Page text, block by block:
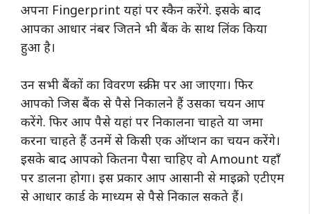
अपना Fingerprint यहां पर स्कैन करेंगे. इसके बाद
आपका आधार नंबर जितने भी बैंक के साथ लिंक किया
हुआ है।
उन सभी बैंकों का विवरण स्क्रीन पर आ जाएगा। फिर
आपको जिस बैंक से पैसे निकालने हैं उसका चयन आप
करेंगे. फिर आप पैसे यहां पर निकालना चाहते या जमा
करना चाहते हैं उनमें से किसी एक ऑप्शन का चयन करेंगे।
इसके बाद आपको कितना पैसा चाहिए वो Amount यहाँ
पर डालना होगा। इस प्रकार आप आसानी से माइक्रो एटीएम
से आधार कार्ड के माध्यम से पैसे निकाल सकते हैं।